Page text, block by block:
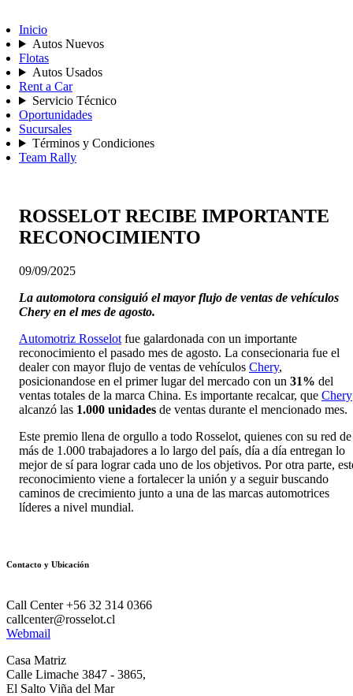
Inicio
Autos Nuevos
Flotas
Autos Usados
Rent a Car
Servicio Técnico
Oportunidades
Sucursales
Términos y Condiciones
Team Rally
ROSSELOT RECIBE IMPORTANTE
RECONOCIMIENTO
09/09/2025
La automotora consiguió el mayor flujo de ventas de vehículos
Chery en el mes de agosto.
Automotriz Rosselot fue galardonada con un importante
reconocimiento el pasado mes de agosto. La consecionaria fue el
dealer con mayor flujo de ventas de vehículos Chery,
posicionandose en el primer lugar del mercado con un 31% del
ventas totales de la marca China. Es importante recalcar, que Chery
alcanzó las 1.000 unidades de ventas durante el mencionado mes.
Este premio llena de orgullo a todo Rosselot, quienes con su red de
más de 1.000 trabajadores a lo largo del país, día a día entregan lo
mejor de sí para lograr cada uno de los objetivos. Por otra parte,
reconocimiento viene a fortalecer la unión y a seguir buscando
caminos de crecimiento junto a una de las marcas automotrices
líderes a nivel mundial.
Contacto y Ubicación
Call Center +56 32 314 0366
callcenter@rosselot.cl
Webmail
Casa Matriz
Calle Limache 3847 - 3865,
El Salto Viña del Mar